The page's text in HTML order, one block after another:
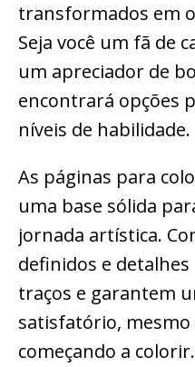
transformados em
Seja você um fã de
um apreciador de
encontrará opções
níveis de habilidade.
As páginas para
uma base sólida
jornada artística.
definidos e
traços e garantem
satisfatório,
começando a